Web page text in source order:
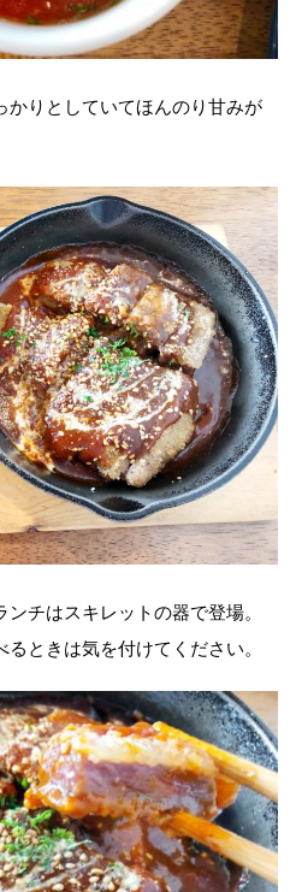
りとしていてほんのり甘みが
チはスキレットの器で登場。
ときは気を付けてください。